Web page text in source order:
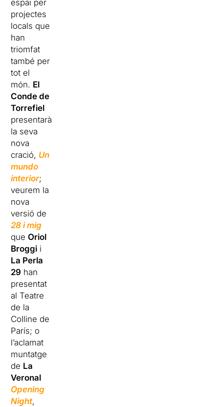
espai per
projectes
locals que
han
triomfat
també per
tot el
món. El
Conde de
Torrefiel
presentarà
la seva
nova
cració, Un
mundo
interior;
veurem la
nova
versió de
28 i mig
queOriol
Broggi i
La Perla
29 han
presentat
al Teatre
de la
Colline de
París; o
l’aclamat
muntatge
de La
Veronal
Opening
Night,